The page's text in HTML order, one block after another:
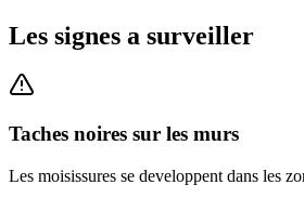
Les signes a surveiller
Taches noires sur les murs
Les moisissures se developpent dans les